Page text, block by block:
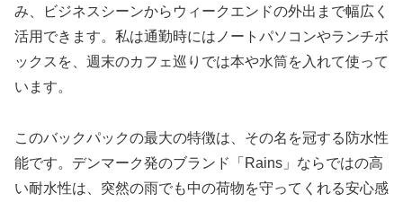
み、ビジネスシーンからウィークエンドの外出まで幅広く
活用できます。私は通勤時にはノートパソコンやランチボ
ックスを、週末のカフェ巡りでは本や水筒を入れて使って
います。
このバックパックの最大の特徴は、その名を冠する防水性
能です。デンマーク発のブランド「Rains」ならではの高
い耐水性は、突然の雨でも中の荷物を守ってくれる安心感